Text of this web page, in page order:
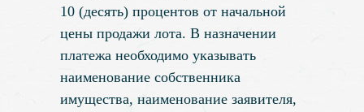
10 (десять) процентов от начальной
цены продажи лота. В назначении
платежа необходимо указывать
наименование собственника
имущества, наименование заявителя,